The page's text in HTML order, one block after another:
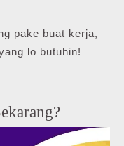
pake buat kerja,
lo butuhin!